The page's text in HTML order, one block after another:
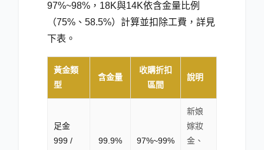
97%~98%，18K與14K依含金量比例
（75%、58.5%）計算並扣除工費，詳見
下表。
黃金類
型
含金量
收購折扣
區間
說明
足金
999 /
99.9% 97%~99%
新娘
嫁妝
金、